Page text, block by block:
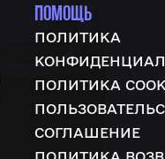
ПОМОЩЬ
ПОЛИТИКА
ПОЛИТИКА
СОГЛАШЕНИЕ